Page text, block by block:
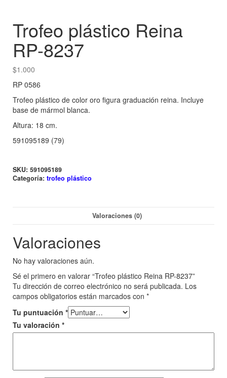
Trofeo plástico Reina
RP-8237
$1.000
RP 0586
Trofeo plástico de color oro figura graduación reina. Incluye
base de mármol blanca.
Altura: 18 cm.
591095189 (79)
SKU: 591095189
Categoría: trofeo plástico
Valoraciones (0)
Valoraciones
No hay valoraciones aún.
Sé el primero en valorar “Trofeo plástico Reina RP-8237”
Tu dirección de correo electrónico no será publicada. Los
campos obligatorios están marcados con *
Tu puntuación *
Tu valoración *